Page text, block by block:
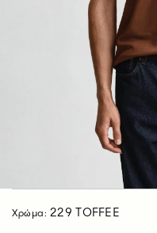
Χρώμα:229 TOFFEE